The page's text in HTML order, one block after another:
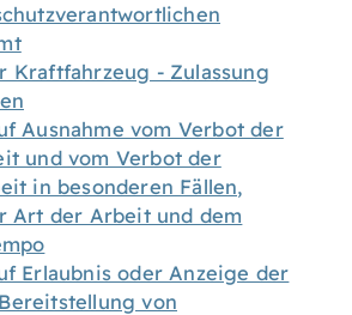
Kraftfahrzeug - Zulassung
Ausnahme vom Verbot der
und vom Verbot der
in besonderen Fällen,
Art der Arbeit und dem
Erlaubnis oder Anzeige der
von